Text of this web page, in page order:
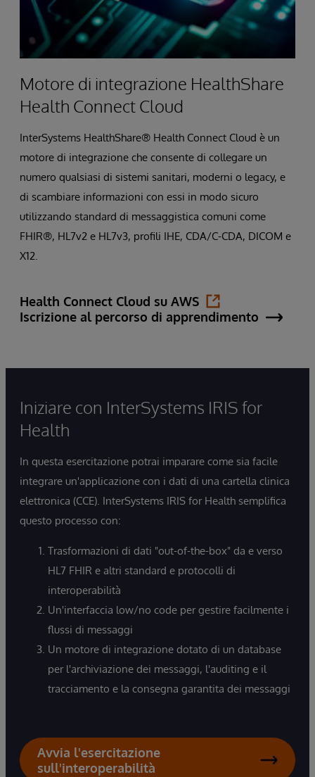
Motore di integrazione HealthShare
Health Connect Cloud
InterSystems HealthShare® Health Connect Cloud è un
motore di integrazione che consente di collegare un
numero qualsiasi di sistemi sanitari, moderni o legacy, e
di scambiare informazioni con essi in modo sicuro
utilizzando standard di messaggistica comuni come
FHIR®, HL7v2 e HL7v3, profili IHE, CDA/C-CDA, DICOM e
X12.
Health Connect Cloud su AWS
Iscrizione al percorso di apprendimento
Iniziare con InterSystems IRIS for
Health
In questa esercitazione potrai imparare come sia facile
integrare un'applicazione con i dati di una cartella clinica
elettronica (CCE). InterSystems IRIS for Health semplifica
questo processo con:
Trasformazioni di dati "out-of-the-box" da e verso
HL7 FHIR e altri standard e protocolli di
interoperabilità
Un'interfaccia low/no code per gestire facilmente i
flussi di messaggi
Un motore di integrazione dotato di un database
per l'archiviazione dei messaggi, l'auditing e il
tracciamento e la consegna garantita dei messaggi
Avvia l'esercitazione
sull'interoperabilità